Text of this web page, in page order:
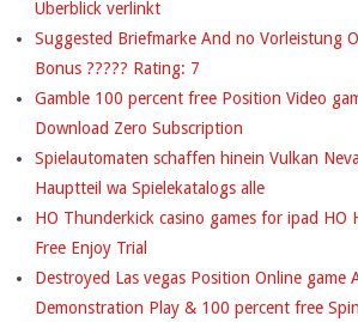
R
E
C
H
Uberblick verlinkt
Suggested Briefmarke And no Vorleistung
Bonus ????? Rating: 7
Gamble 100 percent free Position Video
Download Zero Subscription
Spielautomaten schaffen hinein Vulkan
Hauptteil wa Spielekatalogs alle
HO Thunderkick casino games for ipad HO
Free Enjoy Trial
Destroyed Las vegas Position Online game
Demonstration Play & 100 percent free